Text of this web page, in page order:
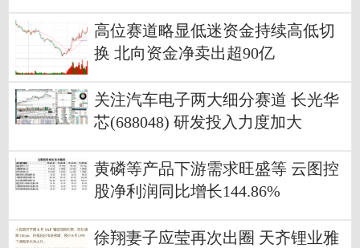
高位赛道略显低迷资金持续高低切
换 北向资金净卖出超90亿
关注汽车电子两大细分赛道 长光华
芯(688048) 研发投入力度加大
黄磷等产品下游需求旺盛等 云图控
股净利润同比增长144.86%
徐翔妻子应莹再次出圈 天齐锂业雅